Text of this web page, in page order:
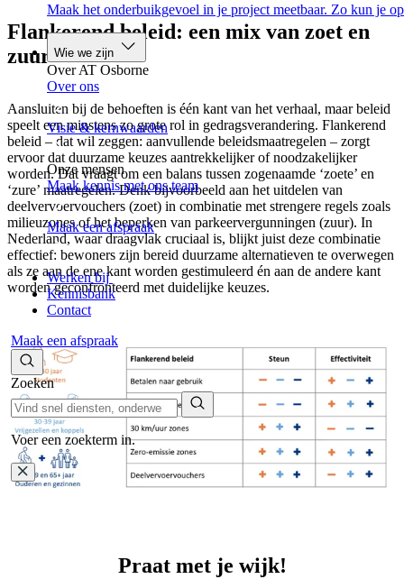
Maak het onderbuikgevoel in je project meetbaar. Zo kun je
Wie we zijn
Over AT Osborne
Over ons
Visie & kernwaarden
Onze mensen
Maak kennis met ons team
Maak een afspraak
Werken bij
Kennisbank
Contact
Maak een afspraak
Zoeken
Voer een zoekterm in.
Flankerend beleid: een mix van zoet en
zuur
Aansluiten bij de behoeften is één kant van het verhaal, maar beleid
speelt een minstens zo grote rol in gedragsverandering. Flankerend
beleid – dat wil zeggen: aanvullende beleidsmaatregelen – zorgt
ervoor dat duurzame keuzes aantrekkelijker of noodzakelijker
worden. Dat vraagt om een balans tussen zogenaamde ‘zoete’ en
‘zure’ maatregelen. Denk bijvoorbeeld aan het uitdelen van
deelvervoervouchers (zoet) in combinatie met strengere regels zoals
milieuzones of het beperken van parkeervergunningen (zuur). In
Nederland, waar draagvlak cruciaal is, blijkt juist deze combinatie
effectief: bewoners zijn bereid duurzame alternatieven te overwegen
als ze aan de ene kant worden gestimuleerd én aan de andere kant
worden geconfronteerd met duidelijke keuzes.
Praat met je wijk!